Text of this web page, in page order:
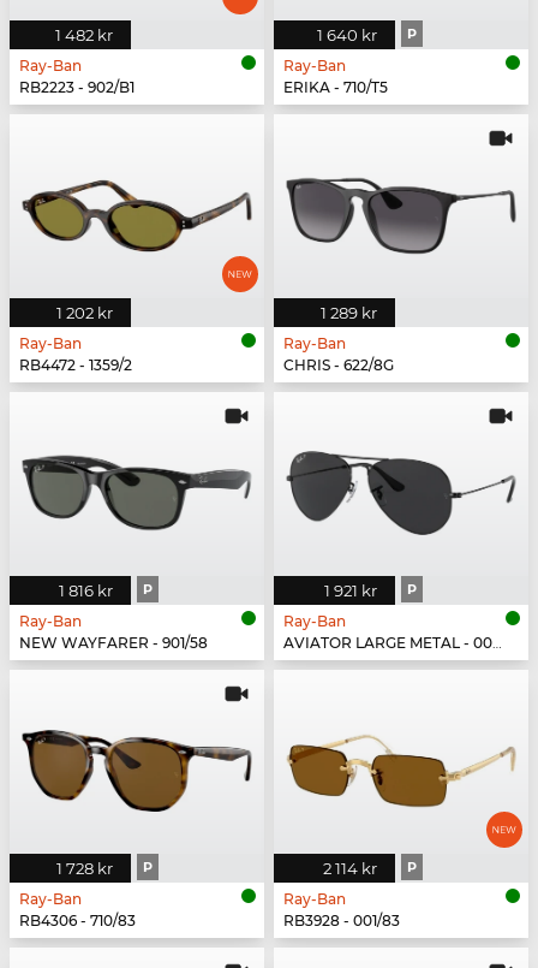
1 482 kr
Ray-Ban
RB2223 - 902/B1
1 640 kr P
Ray-Ban
ERIKA - 710/T5
1 202 kr
Ray-Ban
RB4472 - 1359/2
1 289 kr
Ray-Ban
CHRIS - 622/8G
1 816 kr P
Ray-Ban
NEW WAYFARER - 901/58
1 921 kr P
Ray-Ban
AVIATOR LARGE METAL - 002/48
1 728 kr P
Ray-Ban
RB4306 - 710/83
2 114 kr P
Ray-Ban
RB3928 - 001/83